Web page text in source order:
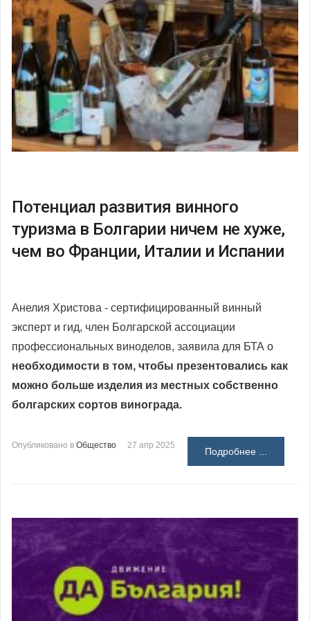
Потенциал развития винного
туризма в Болгарии ничем не хуже,
чем во Франции, Италии и Испании
Анелия Христова - сертифицированный винный
эксперт и гид, член Болгарской ассоциации
профессиональных виноделов, заявила для БТА о
необходимости в том, чтобы презентовались как
можно больше изделия из местных собственно
болгарских сортов винограда.
Опубликовано в Общество 27 апр 2025
Подробнее ...